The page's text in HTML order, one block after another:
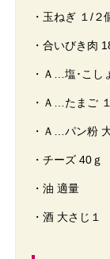
・玉ねぎ １/２
・合いびき肉
・Ａ…塩･こし
・Ａ…たまご
・Ａ…パン粉
・チーズ 40ｇ
・油 適量
・酒 大さじ１